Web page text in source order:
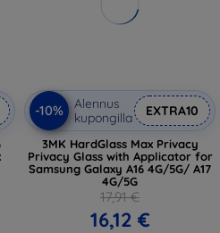
-10%
Alennus
kupongilla
EXTRA10
3MK HardGlass Max Privacy
Privacy Glass with Applicator for
Samsung Galaxy A16 4G/5G/ A17
4G/5G
17,91 €
16,12 €